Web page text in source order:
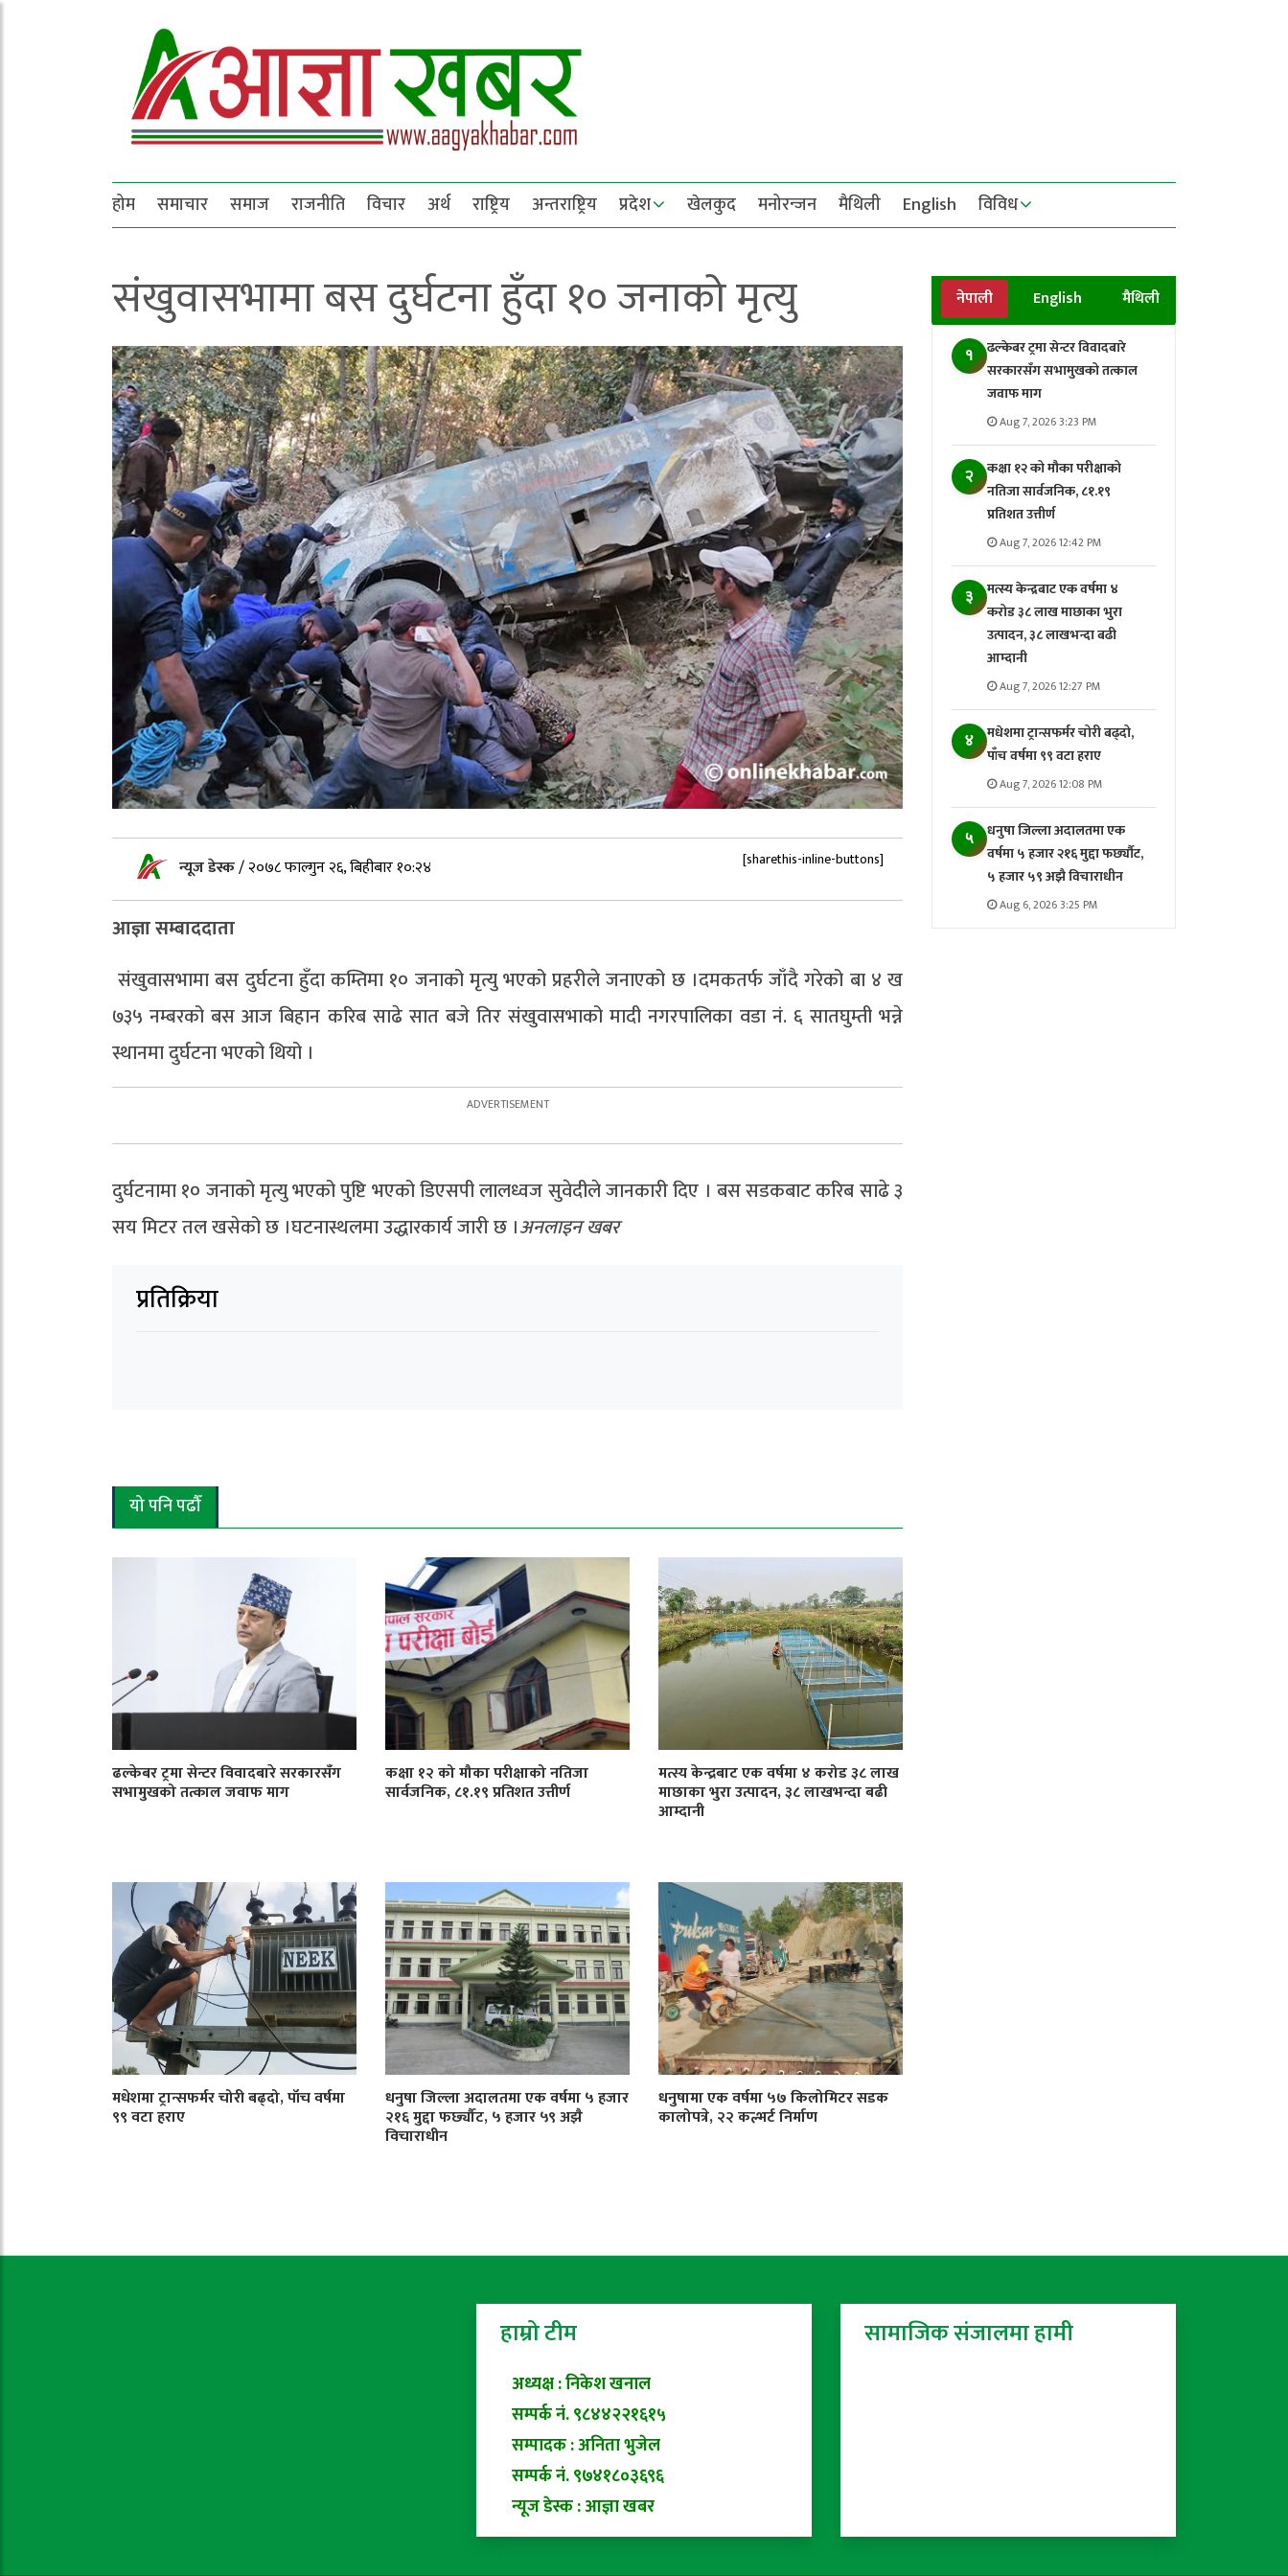
होम समाचार समाज राजनीति विचार अर्थ राष्ट्रिय अन्तराष्ट्रिय प्रदेश खेलकुद मनोरन्जन मैथिली English विविध
संखुवासभामा बस दुर्घटना हुँदा १० जनाको मृत्यु
न्यूज डेस्क/२०७८ फाल्गुन २६, बिहीबार १०:२४ [sharethis-inline-buttons]
आज्ञा सम्बाददाता
संखुवासभामा बस दुर्घटना हुँदा कम्तिमा १० जनाको मृत्यु भएको प्रहरीले जनाएको छ ।दमकतर्फ जाँदै गरेको बा ४ ख
७३५ नम्बरको बस आज बिहान करिब साढे सात बजे तिर संखुवासभाको मादी नगरपालिका वडा नं. ६ सातघुम्ती भन्ने
स्थानमा दुर्घटना भएको थियो ।
दुर्घटनामा १० जनाको मृत्यु भएको पुष्टि भएको डिएसपी लालध्वज सुवेदीले जानकारी दिए । बस सडकबाट करिब साढे ३
सय मिटर तल खसेको छ ।घटनास्थलमा उद्धारकार्य जारी छ ।अनलाइन खबर
प्रतिक्रिया
नेपाली English मैथिली
१
ढल्केबर ट्रमा सेन्टर विवादबारे
सरकारसँग सभामुखको तत्काल
जवाफ माग
Aug 7, 2026 3:23 PM
२
कक्षा १२ को मौका परीक्षाको
नतिजा सार्वजनिक, ८१.१९
प्रतिशत उत्तीर्ण
Aug 7, 2026 12:42 PM
३
मत्स्य केन्द्रबाट एक वर्षमा ४
करोड ३८ लाख माछाका भुरा
उत्पादन, ३८ लाखभन्दा बढी
आम्दानी
Aug 7, 2026 12:27 PM
४
मधेशमा ट्रान्सफर्मर चोरी बढ्दो,
पाँच वर्षमा ९९ वटा हराए
Aug 7, 2026 12:08 PM
५
धनुषा जिल्ला अदालतमा एक
वर्षमा ५ हजार २१६ मुद्दा फर्छ्यौट,
५ हजार ५९ अझै विचाराधीन
Aug 6, 2026 3:25 PM
यो पनि पढौँ
ढल्केबर ट्रमा सेन्टर विवादबारे सरकारसँग
सभामुखको तत्काल जवाफ माग
कक्षा १२ को मौका परीक्षाको नतिजा
सार्वजनिक, ८१.१९ प्रतिशत उत्तीर्ण
मत्स्य केन्द्रबाट एक वर्षमा ४ करोड ३८ लाख
माछाका भुरा उत्पादन, ३८ लाखभन्दा बढी
आम्दानी
मधेशमा ट्रान्सफर्मर चोरी बढ्दो, पाँच वर्षमा
९९ वटा हराए
धनुषा जिल्ला अदालतमा एक वर्षमा ५ हजार
२१६ मुद्दा फर्छ्यौट, ५ हजार ५९ अझै
विचाराधीन
धनुषामा एक वर्षमा ५७ किलोमिटर सडक
कालोपत्रे, २२ कल्भर्ट निर्माण
हाम्रो टीम
अध्यक्ष : निकेश खनाल
सम्पर्क नं. ९८४४२२१६१५
सम्पादक : अनिता भुजेल
सम्पर्क नं. ९७४१८०३६९६
न्यूज डेस्क : आज्ञा खबर
सामाजिक संजालमा हामी